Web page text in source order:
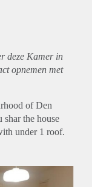
deze Kamer in
opnemen met
of Den
the house
under 1 roof.